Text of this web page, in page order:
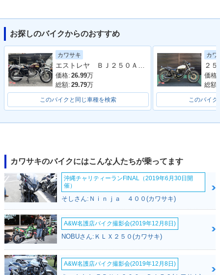
2016年 ESTRELLA
Special Edition・カ
ラーチェンジ
2016年 ESTRELL
A・カラーチェンジ
2015年 ESTRELLA
Special Edition・カ
ラーチェンジ
ラーチェンジ
ジ
2013年 ESTRELL
A・カラーチェンジ
2012年 ESTRELL
A・カラーチェンジ
2011年 ESTRELL
A・カラーチェンジ
お探しのバイクからのおすすめ
カワサキ
価格: 26.99万
総額: 29.79万
このバイクと同じ車種を検索
カワ
価格:
総額:
このバイク
カワサキのバイクにはこんな人たちが乗ってます
沖縄チャリティーランFINAL（2019年6月30日開
催）
そしさん:Ｎｉｎｊａ ４００(カワサキ)
A&W名護店バイク撮影会(2019年12月8日)
NOBUさん:ＫＬＸ２５０(カワサキ)
A&W名護店バイク撮影会(2019年12月8日)